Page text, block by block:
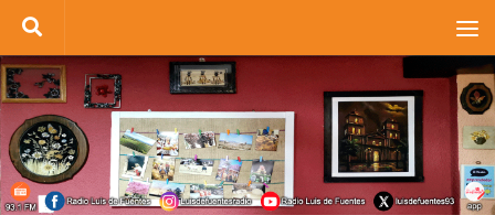
Saltar al contenido